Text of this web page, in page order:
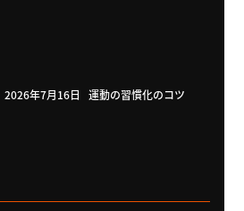
2026年7月16日 運動の習慣化のコツ